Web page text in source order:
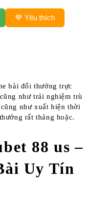
💙 Yêu thích
bài đổi thưởng trực
như trải nghiệm trù
như xuất hiện thời
rất thảng hoặc.
88 us –
Uy Tín